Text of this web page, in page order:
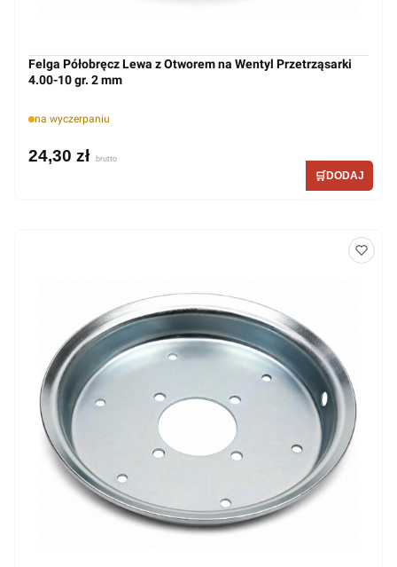
Felga Półobręcz Lewa z Otworem na Wentyl Przetrząsarki
4.00-10 gr. 2 mm
na wyczerpaniu
24,30 zł